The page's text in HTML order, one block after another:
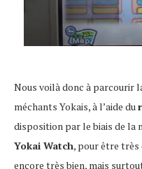
Nous voilà donc à parcourir
méchants Yokais, à l’aide du
disposition par le biais de la
Yokai Watch, pour être très
encore très bien, mais